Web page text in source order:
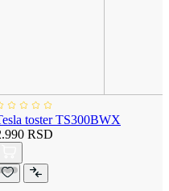
toster TS300BWX
RSD